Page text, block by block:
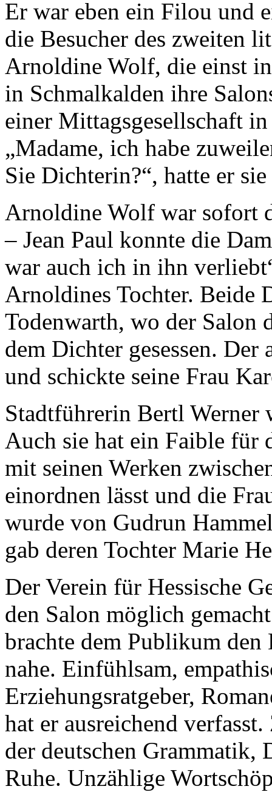
Er war eben ein Filou und
die Besucher des zweiten
Arnoldine Wolf, die einst
in Schmalkalden ihre
einer Mittagsgesellschaft
„Madame, ich habe
Sie Dichterin?“, hatte er
Arnoldine Wolf war sofort
– Jean Paul konnte die
war auch ich in ihn
Arnoldines Tochter. Beide
Todenwarth, wo der Salon
dem Dichter gesessen.
und schickte seine Frau
Stadtführerin Bertl Werner
Auch sie hat ein Faible für
mit seinen Werken
einordnen lässt und die
wurde von Gudrun
gab deren Tochter Marie
Der Verein für Hessische
den Salon möglich
brachte dem Publikum
nahe. Einfühlsam,
Erziehungsratgeber,
hat er ausreichend
der deutschen
Ruhe. Unzählige